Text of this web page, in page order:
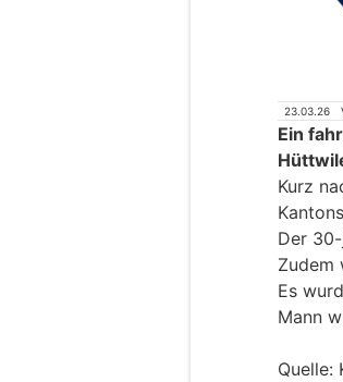
23.03.26
Ein
Kurz
Der
Zudem
Es
Mann
Quelle: